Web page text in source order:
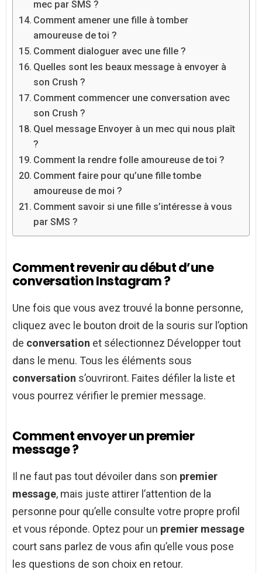
mec par SMS ?
Comment amener une fille à tomber
amoureuse de toi ?
Comment dialoguer avec une fille ?
Quelles sont les beaux message à envoyer à
son Crush ?
Comment commencer une conversation avec
son Crush ?
Quel message Envoyer à un mec qui nous plaît
?
Comment la rendre folle amoureuse de toi ?
Comment faire pour qu’une fille tombe
amoureuse de moi ?
Comment savoir si une fille s’intéresse à vous
par SMS ?
Comment revenir au début d’une
conversation Instagram ?
Une fois que vous avez trouvé la bonne personne,
cliquez avec le bouton droit de la souris sur l’option
de conversation et sélectionnez Développer tout
dans le menu. Tous les éléments sous
conversation s’ouvriront. Faites défiler la liste et
vous pourrez vérifier le premier message.
Comment envoyer un premier
message ?
Il ne faut pas tout dévoiler dans son premier
message, mais juste attirer l’attention de la
personne pour qu’elle consulte votre propre profil
et vous réponde. Optez pour un premier message
court sans parlez de vous afin qu’elle vous pose
les questions de son choix en retour.